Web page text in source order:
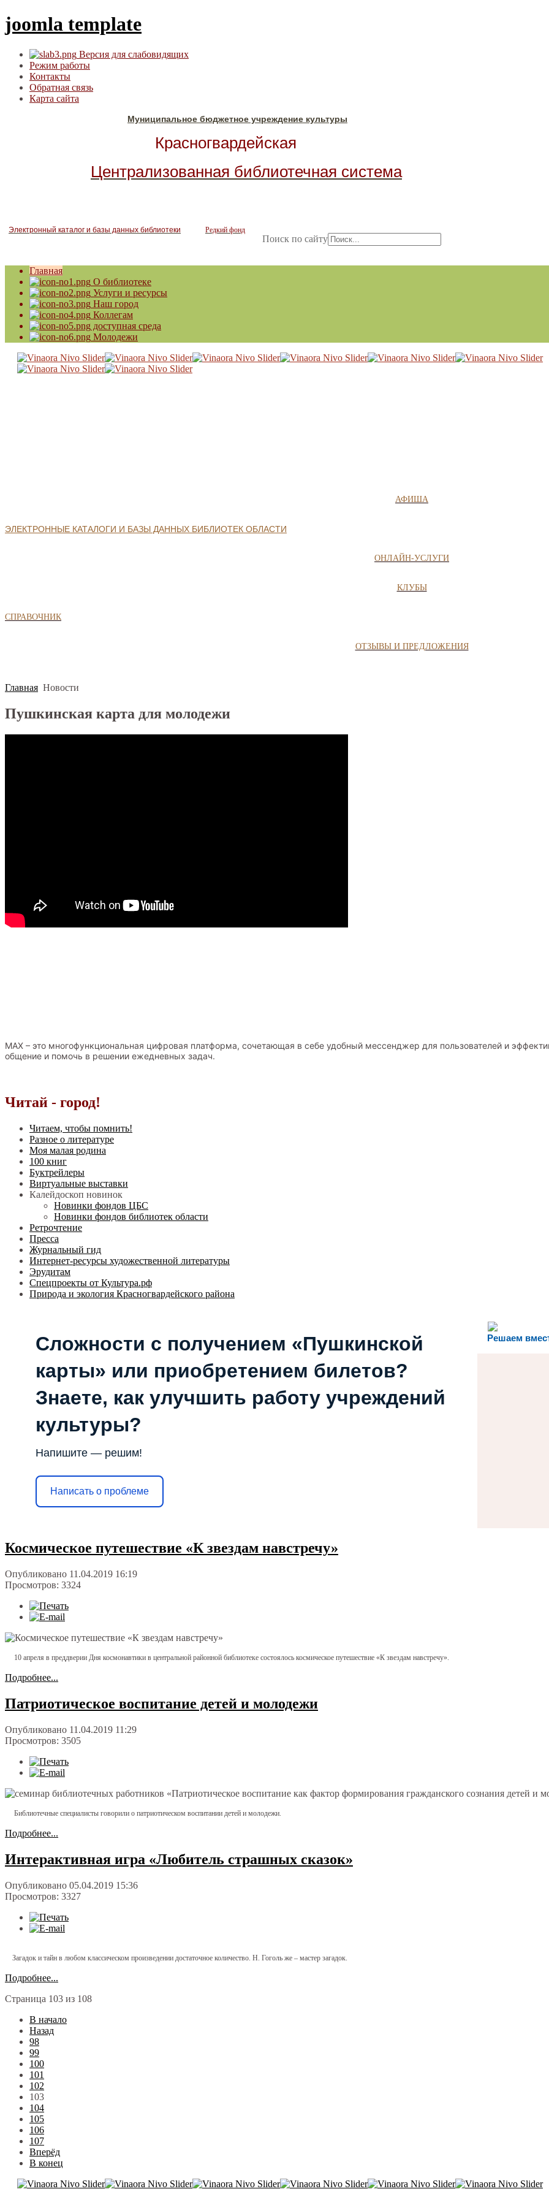
joomla template
Версия для слабовидящих
Режим работы
Контакты
Обратная связь
Карта сайта
Муниципальное бюджетное учреждение культуры
Красногвардейская
Централизованная библиотечная система
Электронный каталог и базы данных библиотеки Редкий фонд
Поиск по сайту
Главная
О библиотеке
Услуги и ресурсы
Наш город
Коллегам
доступная среда
Молодежи
АФИША
ЭЛЕКТРОННЫЕ КАТАЛОГИ И БАЗЫ ДАННЫХ БИБЛИОТЕК ОБЛАСТИ
ОНЛАЙН-УСЛУГИ
КЛУБЫ
СПРАВОЧНИК
ОТЗЫВЫ И ПРЕДЛОЖЕНИЯ
Главная Новости
Пушкинская карта для молодежи
MAX – это многофункциональная цифровая платформа, сочетающая в себе удобный мессенджер для пользователей и
общение и помочь в решении ежедневных задач.
Читай - город!
Читаем, чтобы помнить!
Разное о литературе
Моя малая родина
100 книг
Буктрейлеры
Виртуальные выставки
Калейдоскоп новинок
Новинки фондов ЦБС
Новинки фондов библиотек области
Ретрочтение
Пресса
Журнальный гид
Интернет-ресурсы художественной литературы
Эрудитам
Спецпроекты от Культура.рф
Природа и экология Красногвардейского района
Решаем
Сложности с получением «Пушкинской
карты» или приобретением билетов?
Знаете, как улучшить работу учреждений
культуры?
Напишите — решим!
Написать о проблеме
Космическое путешествие «К звездам навстречу»
Опубликовано 11.04.2019 16:19
Просмотров: 3324
10 апреля в преддверии Дня космонавтики в центральной районной библиотеке состоялось космическое путешествие «К звездам навстречу».
Подробнее...
Патриотическое воспитание детей и молодежи
Опубликовано 11.04.2019 11:29
Просмотров: 3505
Библиотечные специалисты говорили о патриотическом воспитании детей и молодежи.
Подробнее...
Интерактивная игра «Любитель страшных сказок»
Опубликовано 05.04.2019 15:36
Просмотров: 3327
Загадок и тайн в любом классическом произведении достаточное количество. Н. Гоголь же – мастер загадок.
Подробнее...
Страница 103 из 108
В начало
Назад
98
99
100
101
102
103
104
105
106
107
Вперёд
В конец